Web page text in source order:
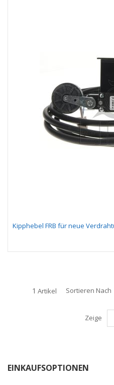
Kipphebel FRB für neue
1 Artikel Sortieren Nach
Zeige
EINKAUFSOPTIONEN